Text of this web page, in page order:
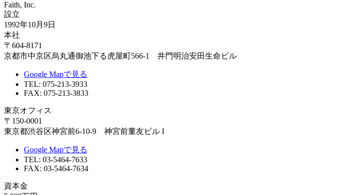
Faith, Inc.
設立
1992年10月9日
本社
〒604-8171
京都市中京区烏丸通御池下る虎屋町566-1 井門明治安田生命ビル
Google Mapで見る
TEL: 075-213-3933
FAX: 075-213-3833
東京オフィス
〒150-0001
東京都渋谷区神宮前6-10-9 神宮前董友ビル I
Google Mapで見る
TEL: 03-5464-7633
FAX: 03-5464-7634
資本金